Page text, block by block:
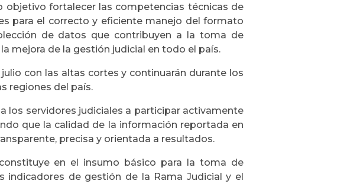
objetivo fortalecer las competencias técnicas de
para el correcto y eficiente manejo del formato
de datos que contribuyen a la toma de
mejora de la gestión judicial en todo el país.
con las altas cortes y continuarán durante los
regiones del país.
los servidores judiciales a participar activamente
que la calidad de la información reportada en
precisa y orientada a resultados.
en el insumo básico para la toma de
indicadores de gestión de la Rama Judicial y el